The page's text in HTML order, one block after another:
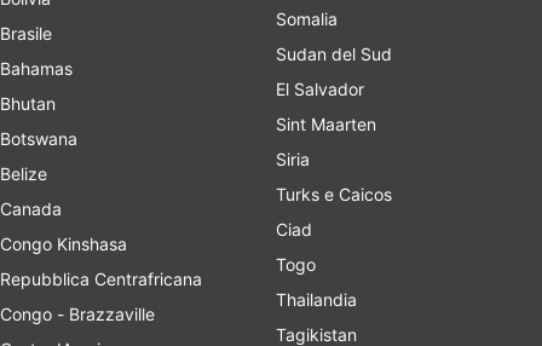
Brasile
Bahamas
Bhutan
Botswana
Belize
Canada
Congo Kinshasa
Repubblica Centrafricana
Congo - Brazzaville
Somalia
Sudan del Sud
El Salvador
Sint Maarten
Siria
Turks e Caicos
Ciad
Togo
Thailandia
Tagikistan